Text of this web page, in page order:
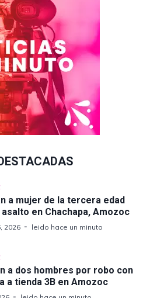
a mujer de la tercera edad
en Chachapa, Amozoc
2026 leido hace un minuto
a dos hombres por robo con
a tienda 3B en Amozoc